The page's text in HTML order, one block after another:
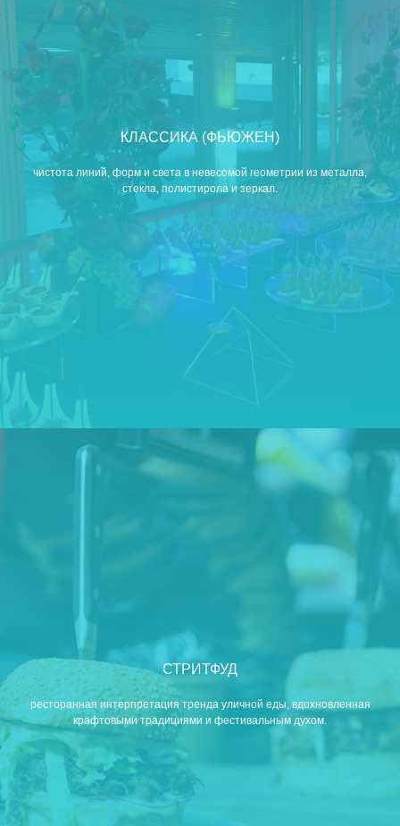
КЛАССИКА (ФЬЮЖЕН)
чистота линий, форм и света в невесомой геометрии из металла,
стекла, полистирола и зеркал.
СТРИТФУД
ресторанная интерпретация тренда уличной еды, вдохновленная
крафтовыми традициями и фестивальным духом.